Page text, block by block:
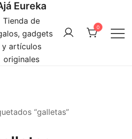
Eureka
Tienda de
gadgets
y artículos
originales
0
“galletas”